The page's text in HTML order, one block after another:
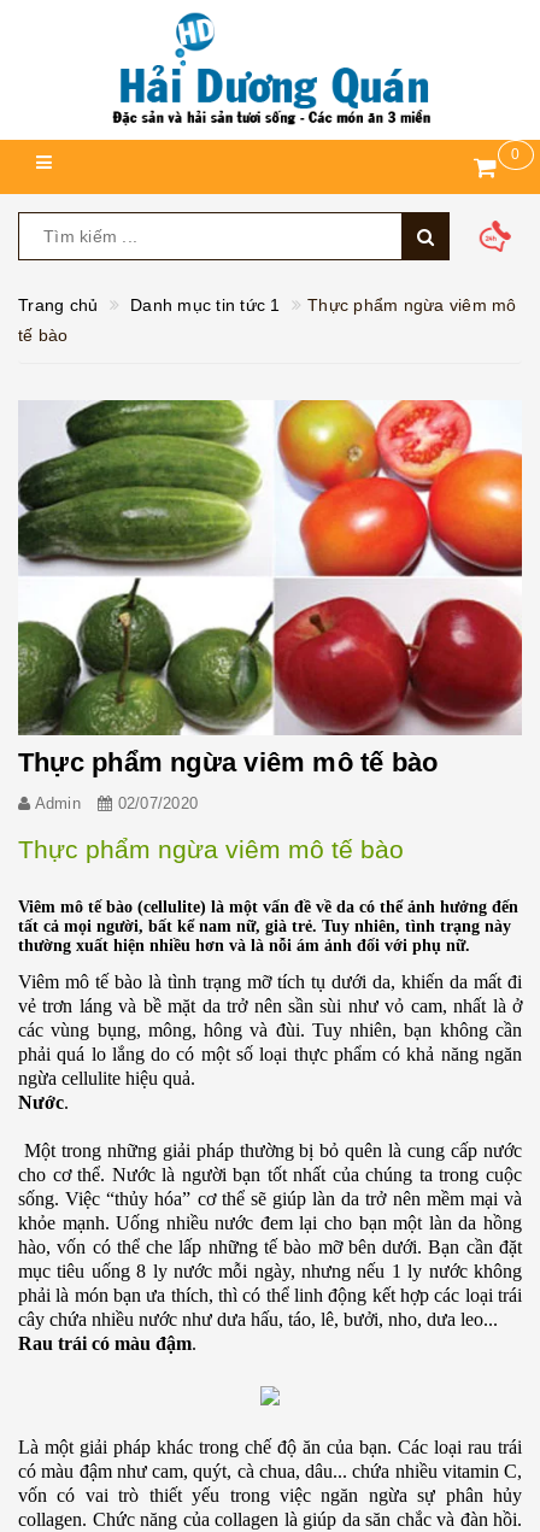
0
Trang chủ Danh mục tin tức 1
Thực phẩm ngừa viêm mô
tế bào
Thực phẩm ngừa viêm mô tế bào
Admin 02/07/2020
Thực phẩm ngừa viêm mô tế bào
Viêm mô tế bào (cellulite) là một vấn đề về da có thể ảnh hưởng đến
tất cả mọi người, bất kể nam nữ, già trẻ. Tuy nhiên, tình trạng này
thường xuất hiện nhiều hơn và là nỗi ám ảnh đối với phụ nữ.
Viêm mô tế bào là tình trạng mỡ tích tụ dưới da, khiến da mất đi
vẻ trơn láng và bề mặt da trở nên sần sùi như vỏ cam, nhất là ở
các vùng bụng, mông, hông và đùi. Tuy nhiên, bạn không cần
phải quá lo lắng do có một số loại thực phẩm có khả năng ngăn
ngừa cellulite hiệu quả.
Nước.
Một trong những giải pháp thường bị bỏ quên là cung cấp nước
cho cơ thể. Nước là người bạn tốt nhất của chúng ta trong cuộc
sống. Việc “thủy hóa” cơ thể sẽ giúp làn da trở nên mềm mại và
khỏe mạnh. Uống nhiều nước đem lại cho bạn một làn da hồng
hào, vốn có thể che lấp những tế bào mỡ bên dưới. Bạn cần đặt
mục tiêu uống 8 ly nước mỗi ngày, nhưng nếu 1 ly nước không
phải là món bạn ưa thích, thì có thể linh động kết hợp các loại trái
cây chứa nhiều nước như dưa hấu, táo, lê, bưởi, nho, dưa leo...
Rau trái có màu đậm.
Là một giải pháp khác trong chế độ ăn của bạn. Các loại rau trái
có màu đậm như cam, quýt, cà chua, dâu... chứa nhiều vitamin C,
vốn có vai trò thiết yếu trong việc ngăn ngừa sự phân hủy
collagen. Chức năng của collagen là giúp da săn chắc và đàn hồi.